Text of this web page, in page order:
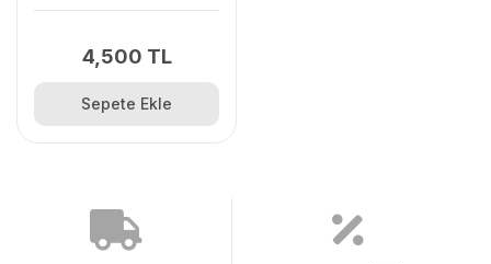
4,500 TL
Sepete Ekle